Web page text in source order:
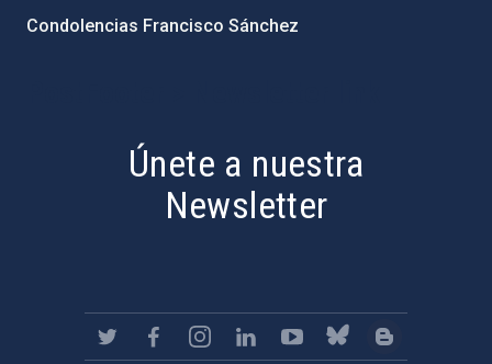
Condolencias Francisco Sánchez
Únete a nuestra
Newsletter